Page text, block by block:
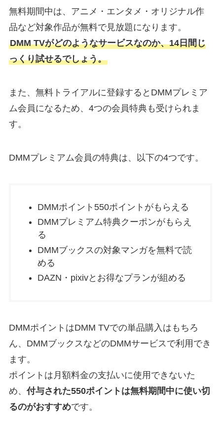
無料期間中は、アニメ・エンタメ・オリジナル作
品など対象作品が無料で見放題になります。
DMM TVがどのようなサービスなのか、14日間じ
っくり試せるでしょう。
また、無料トライアルに登録するとDMMプレミア
ム会員になるため、4つの会員特典も受けられま
す。
DMMプレミアム会員の特典は、以下の4つです。
DMMポイント550ポイントがもらえる
DMMプレミアム特典クーポンがもらえ
る
DMMブックスの対象マンガを無料で読
める
DAZN・pixivとお得なプランが組める
DMMポイントはDMM TVでの単品購入はもちろ
ん、DMMブックスなどのDMMサービスで利用でき
ます。
ポイントは月額料金の支払いに使用できないた
め、付与された550ポイントは無料期間中に使い切
るのがおすすめです。